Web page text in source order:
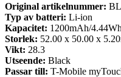
Original artikelnummer:
Typ av batteri: Li-ion
Kapacitet: 1200mAh/4.44Wh
Storlek: 52.00 x 50.00 x
Vikt: 28.3
Utseende: Black
Passar till: T-Mobile